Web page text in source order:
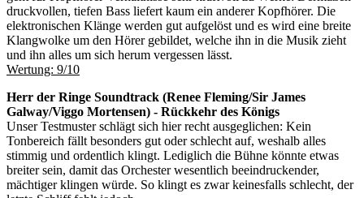
druckvollen, tiefen Bass liefert kaum ein anderer Kopfhörer. Die
elektronischen Klänge werden gut aufgelöst und es wird eine breite
Klangwolke um den Hörer gebildet, welche ihn in die Musik zieht
und ihn alles um sich herum vergessen lässt.
Wertung: 9/10
Herr der Ringe Soundtrack (Renee Fleming/Sir James
Galway/Viggo Mortensen) - Rückkehr des Königs
Unser Testmuster schlägt sich hier recht ausgeglichen: Kein
Tonbereich fällt besonders gut oder schlecht auf, weshalb alles
stimmig und ordentlich klingt. Lediglich die Bühne könnte etwas
breiter sein, damit das Orchester wesentlich beeindruckender,
mächtiger klingen würde. So klingt es zwar keinesfalls schlecht, der